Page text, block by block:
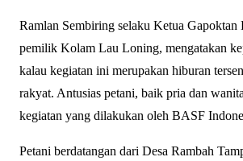
Ramlan Sembiring selaku Ketua Gapoktan
pemilik Kolam Lau Loning, mengatakan
kalau kegiatan ini merupakan hiburan
rakyat. Antusias petani, baik pria dan
kegiatan yang dilakukan oleh BASF
Petani berdatangan dari Desa Rambah